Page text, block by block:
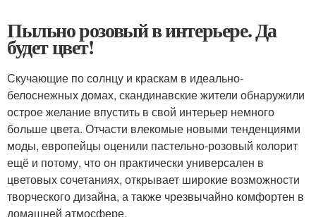
Пыльно розовый в интерьере. Да
будет цвет!
Скучающие по солнцу и краскам в идеально-
белоснежных домах, скандинавские жители обнаружили
острое желание впустить в свой интерьер немного
больше цвета. Отчасти влекомые новыми тенденциями
моды, европейцы оценили пастельно-розовый колорит
ещё и потому, что он практически универсален в
цветовых сочетаниях, открывает широкие возможности
творческого дизайна, а также чрезвычайно комфортен в
домашней атмосфере.